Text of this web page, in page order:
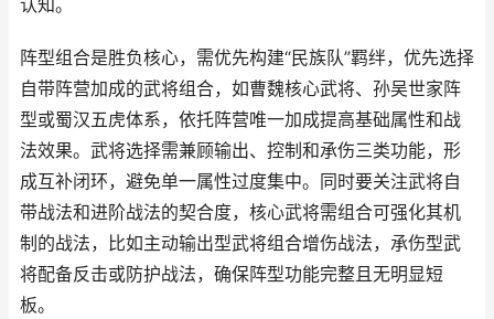
认知。
阵型组合是胜负核心，需优先构建“民族队”羁绊，优先选择
自带阵营加成的武将组合，如曹魏核心武将、孙吴世家阵
型或蜀汉五虎体系，依托阵营唯一加成提高基础属性和战
法效果。武将选择需兼顾输出、控制和承伤三类功能，形
成互补闭环，避免单一属性过度集中。同时要关注武将自
带战法和进阶战法的契合度，核心武将需组合可强化其机
制的战法，比如主动输出型武将组合增伤战法，承伤型武
将配备反击或防护战法，确保阵型功能完整且无明显短
板。